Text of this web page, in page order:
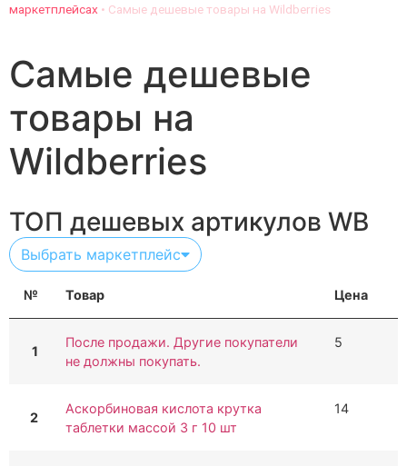
маркетплейсах • Самые дешевые товары на Wildberries
Самые дешевые
товары на
Wildberries
ТОП дешевых артикулов WB
Выбрать маркетплейс
№ Товар Цена
1
После продажи. Другие покупатели
не должны покупать.
5
2
Аскорбиновая кислота крутка
таблетки массой 3 г 10 шт
14